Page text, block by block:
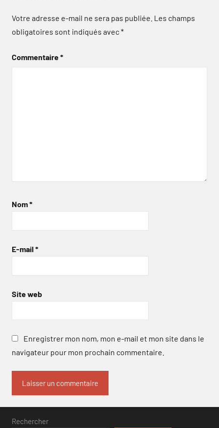
Votre adresse e-mail ne sera pas publiée. Les champs
obligatoires sont indiqués avec*
Commentaire*
Nom*
E-mail *
Site web
Enregistrer mon nom, mon e-mail et mon site dans le
navigateur pour mon prochain commentaire.
Rechercher